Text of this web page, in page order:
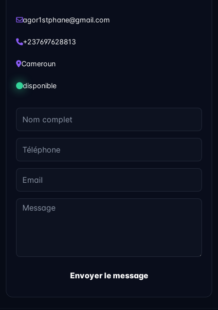
agor1stphane@gmail.com
+237697628813
Cameroun
disponible
Envoyer le message